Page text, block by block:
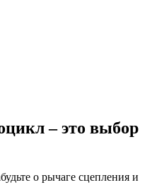
– это выбор
о рычаге сцепления и